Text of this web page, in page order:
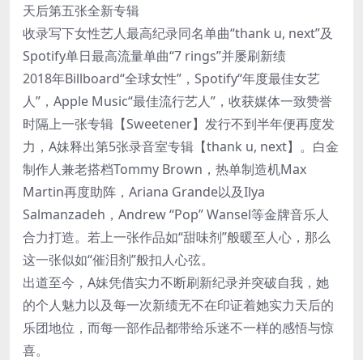
天后第五张全新专辑
收录写下女性艺人最高纪录同名单曲“thank u, next”及
Spotify单日最高流量单曲“7 rings”并屡刷新绩
2018年Billboard“全球女性”，Spotify“年度最佳女艺
人”，Apple Music“最佳流行艺人”，收获媒体一致赞誉
时隔上一张专辑【Sweetener】发行不到半年便再度发
力，A妹释出第5张录音室专辑【thank u, next】。白金
制作人兼老搭档Tommy Brown，热单制造机Max
Martin再度助阵，Ariana Grande以及Ilya
Salmanzadeh，Andrew “Pop” Wansel等金牌音乐人
合力打造。若上一张作品如“甜味剂”般暖至人心，那么
这一张似如“催泪剂”般扣人心弦。
出道至今，A妹凭借实力不断刷新纪录并突破自我，她
的个人魅力以及每一次新绩无不在印证着她实力天后的
乐团地位，而每一部作品都带给乐迷不一样的感悟与惊
喜。